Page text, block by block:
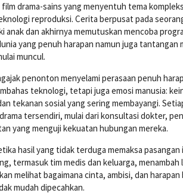
film drama-sains yang menyentuh tema
reproduksi. Cerita berpusat pada
anak dan akhirnya memutuskan mencoba
yang penuh harapan namun juga tantangan
muncul.
penonton menyelami perasaan penuh
teknologi, tetapi juga emosi manusia:
tekanan sosial yang sering membayangi.
tersendiri, mulai dari konsultasi dokter,
yang menguji kekuatan hubungan mereka.
hasil yang tidak terduga memaksa
termasuk tim medis dan keluarga, menambah
melihat bagaimana cinta, ambisi, dan
mudah dipecahkan.